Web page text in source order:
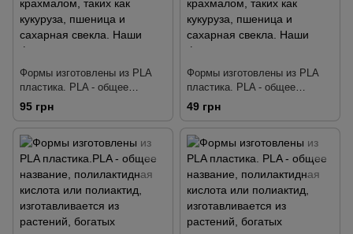
Формы изготовлены из PLA
пластика. PLA - общее
название, полилактидная
кислота или полиактид,
изготавливается из растений,
богатых крахмалом, таких как
кукуруза, пшеница и сахарная
свекла. Наши формы
тщательно разработаны так,
детализа
95 грн
Формы изготовлены из PLA
пластика. PLA - общее
название, полилактидная
кислота или полиактид,
изготавливается из растений,
богатых крахмалом, таких как
кукуруза, пшеница и сахарная
свекла. Наши формы
тщательно разработаны так,
детализа
49 грн